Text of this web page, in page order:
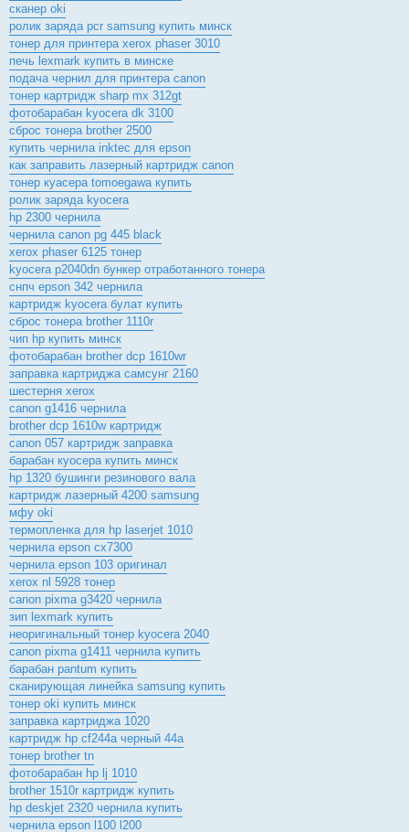
сканер oki
ролик заряда pcr samsung купить минск
тонер для принтера xerox phaser 3010
печь lexmark купить в минске
подача чернил для принтера canon
тонер картридж sharp mx 312gt
фотобарабан kyocera dk 3100
сброс тонера brother 2500
купить чернила inktec для epson
как заправить лазерный картридж canon
тонер куасера tomoegawa купить
ролик заряда kyocera
hp 2300 чернила
чернила canon pg 445 black
xerox phaser 6125 тонер
kyocera p2040dn бункер отработанного тонера
снпч epson 342 чернила
картридж kyocera булат купить
сброс тонера brother 1110r
чип hp купить минск
фотобарабан brother dcp 1610wr
заправка картриджа самсунг 2160
шестерня xerox
canon g1416 чернила
brother dcp 1610w картридж
canon 057 картридж заправка
барабан куосера купить минск
hp 1320 бушинги резинового вала
картридж лазерный 4200 samsung
мфу oki
термопленка для hp laserjet 1010
чернила epson cx7300
чернила epson 103 оригинал
xerox nl 5928 тонер
canon pixma g3420 чернила
зип lexmark купить
неоригинальный тонер kyocera 2040
canon pixma g1411 чернила купить
барабан pantum купить
сканирующая линейка samsung купить
тонер oki купить минск
заправка картриджа 1020
картридж hp cf244a черный 44a
тонер brother tn
фотобарабан hp lj 1010
brother 1510r картридж купить
hp deskjet 2320 чернила купить
чернила epson l100 l200